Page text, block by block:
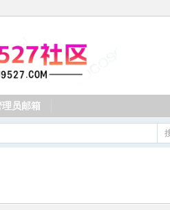
理员邮箱